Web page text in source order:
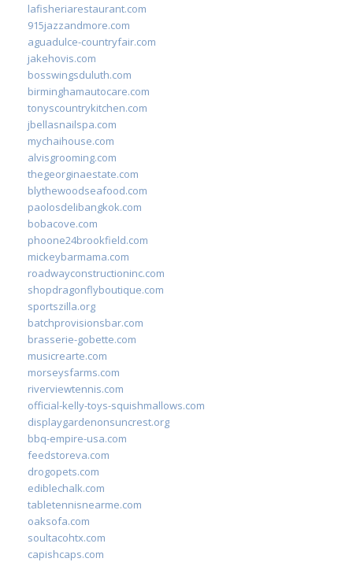
lafisheriarestaurant.com
915jazzandmore.com
aguadulce-countryfair.com
jakehovis.com
bosswingsduluth.com
birminghamautocare.com
tonyscountrykitchen.com
jbellasnailspa.com
mychaihouse.com
alvisgrooming.com
thegeorginaestate.com
blythewoodseafood.com
paolosdelibangkok.com
bobacove.com
phoone24brookfield.com
mickeybarmama.com
roadwayconstructioninc.com
shopdragonflyboutique.com
sportszilla.org
batchprovisionsbar.com
brasserie-gobette.com
musicrearte.com
morseysfarms.com
riverviewtennis.com
official-kelly-toys-squishmallows.com
displaygardenonsuncrest.org
bbq-empire-usa.com
feedstoreva.com
drogopets.com
ediblechalk.com
tabletennisnearme.com
oaksofa.com
soultacohtx.com
capishcaps.com